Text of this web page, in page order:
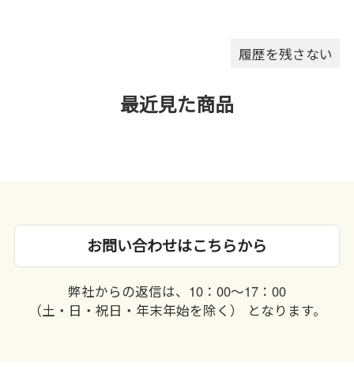
履歴を残さない
最近見た商品
お問い合わせはこちらから
弊社からの返信は、10：00〜17：00
（土・日・祝日・年末年始を除く） となります。